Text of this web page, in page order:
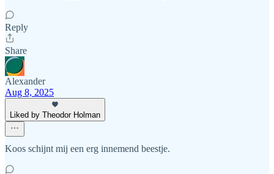
Reply
Share
Alexander
Aug 8, 2025
Liked by Theodor Holman
Koos schijnt mij een erg innemend beestje.